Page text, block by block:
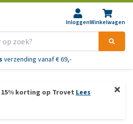
InloggenWinkelwagen
verzending vanaf € 69,-
korting op Trovet Lees